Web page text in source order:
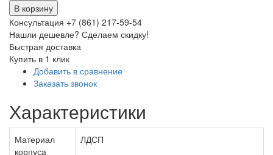
В корзину
Консультация +7 (861) 217-59-54
Нашли дешевле? Сделаем скидку!
Быстрая доставка
Купить в 1 клик
Добавить в сравнение
Заказать звонок
Характеристики
Материал
корпуса
ЛДСП